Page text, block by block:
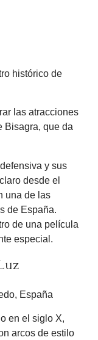
las atracciones
Bisagra, que da
y sus
desde el
una de las
de España.
de una película
especial.
en el siglo X,
arcos de estilo